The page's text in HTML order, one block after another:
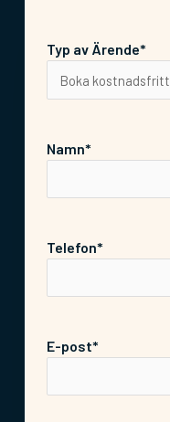
Typ av Ärende*
Namn*
Telefon*
E-post*